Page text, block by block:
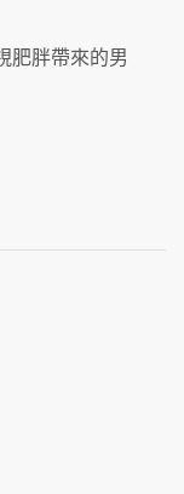
肥胖帶來的男